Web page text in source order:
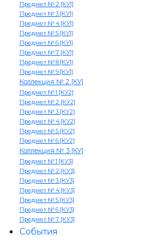
Предмет № 2 [КУ1]
Предмет № 3 [КУ1]
Предмет № 4 [КУ1]
Предмет № 5 [КУ1]
Предмет № 6 [КУ1]
Предмет № 7 [КУ1]
Предмет № 8 [КУ1]
Предмет № 9 [КУ1]
Коллекция № 2 [КУ]
Предмет № 1 [КУ2]
Предмет № 2 [КУ2]
Предмет № 3 [КУ2]
Предмет № 4 [КУ2]
Предмет № 5 [КУ2]
Предмет № 6 [КУ2]
Коллекция № 3 [КУ]
Предмет № 1 [КУ3]
Предмет № 2 [КУ3]
Предмет № 3 [КУ3]
Предмет № 4 [КУ3]
Предмет № 5 [КУ3]
Предмет № 6 [КУ3]
Предмет № 7 [КУ3]
События